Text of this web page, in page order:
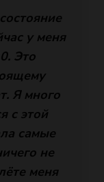
у меня
Это
Я много
с этой
самые
не
меня